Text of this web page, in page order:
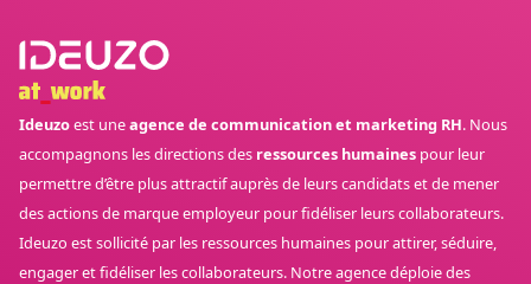
Ideuzoest uneagence de communication et marketing RH. Nous
accompagnons les directions des ressources humaines pour leur
permettre d’être plus attractif auprès de leurs candidats et de mener
des actions de marque employeur pour fidéliser leurs collaborateurs.
Ideuzo est sollicité par les ressources humaines pour attirer, séduire,
engager et fidéliser les collaborateurs. Notre agence déploie des